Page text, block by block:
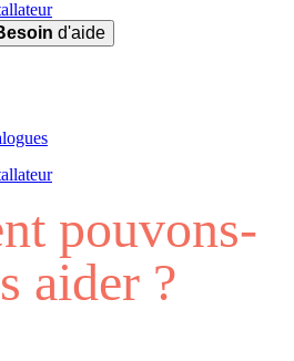
d'aide
pouvons-
aider ?